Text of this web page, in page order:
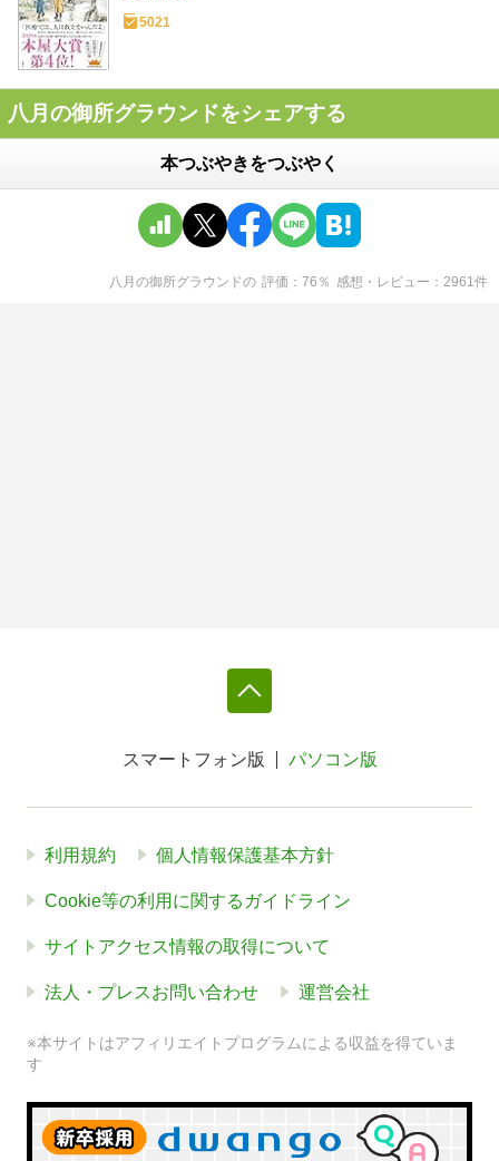
5021
八月の御所グラウンドをシェアする
本つぶやきをつぶやく
八月の御所グラウンドの 評価 76 ％ 感想・レビュー 2961 件
スマートフォン版 パソコン版
利用規約 個人情報保護基本方針
Cookie等の利用に関するガイドライン
サイトアクセス情報の取得について
法人・プレスお問い合わせ 運営会社
※本サイトはアフィリエイトプログラムによる収益を得ていま
す